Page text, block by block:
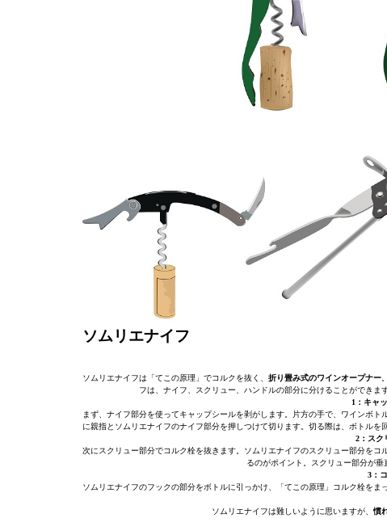
ソムリエナイフ
ソムリエナイフは「てこの原理」でコルクを抜く、 折り畳み式のワインオープナー
フは、ナイフ、スクリュー、ハンドルの部分に分けることができま
1：キャ
まず、ナイフ部分を使ってキャップシールを剥がします。片方の手で、ワインボ
に親指とソムリエナイフのナイフ部分を押しつけて切ります。切る際は、ボトル
2：スク
次にスクリュー部分でコルク栓を抜きます。ソムリエナイフのスクリュー部分を
るのがポイント。スクリュー部分が垂
3：
ソムリエナイフのフックの部分をボトルに引っかけ、「てこの原理」コルク栓をま
ソムリエナイフは難しいように思いますが、 慣